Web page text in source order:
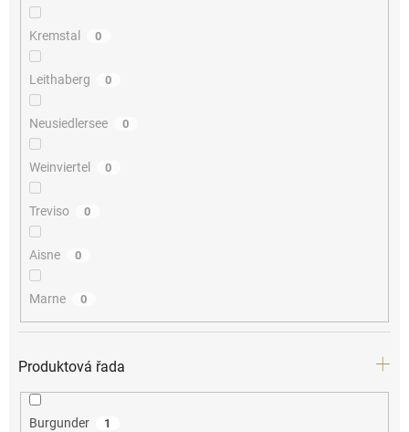
Kremstal 0
Leithaberg 0
Neusiedlersee 0
Weinviertel 0
Treviso 0
Aisne 0
Marne 0
Produktová řada
Burgunder 1